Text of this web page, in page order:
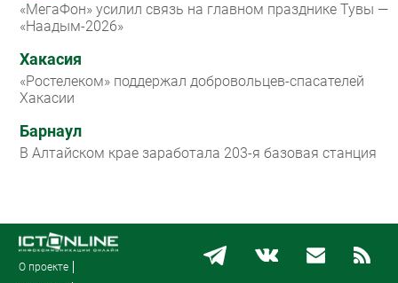
«МегаФон» усилил связь на главном празднике Тувы —
«Наадым-2026»
Хакасия
«Ростелеком» поддержал добровольцев-спасателей
Хакасии
Барнаул
В Алтайском крае заработала 203-я базовая станция
О проекте